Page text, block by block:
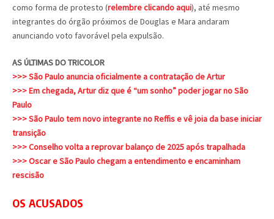
como forma de protesto (relembre clicando aqui), até mesmo
integrantes do órgão próximos de Douglas e Mara andaram
anunciando voto favorável pela expulsão.
AS ÚLTIMAS DO TRICOLOR
>>> São Paulo anuncia oficialmente a contratação de Artur
>>> Em chegada, Artur diz que é “um sonho” poder jogar no São
Paulo
>>> São Paulo tem novo integrante no Reffis e vê joia da base iniciar
transição
>>> Conselho volta a reprovar balanço de 2025 após trapalhada
>>> Oscar e São Paulo chegam a entendimento e encaminham
rescisão
OS ACUSADOS